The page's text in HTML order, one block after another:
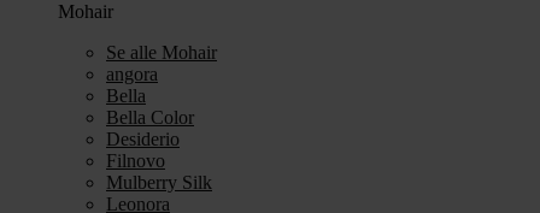
Mohair
Se alle Mohair
angora
Bella
Bella Color
Desiderio
Filnovo
Mulberry Silk
Leonora